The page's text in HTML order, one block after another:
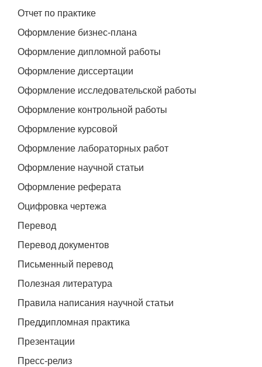
Отчет по практике
Оформление бизнес-плана
Оформление дипломной работы
Оформление диссертации
Оформление исследовательской работы
Оформление контрольной работы
Оформление курсовой
Оформление лабораторных работ
Оформление научной статьи
Оформление реферата
Оцифровка чертежа
Перевод
Перевод документов
Письменный перевод
Полезная литература
Правила написания научной статьи
Преддипломная практика
Презентации
Пресс-релиз